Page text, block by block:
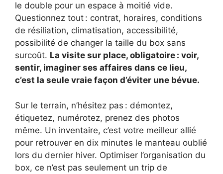
le double pour un espace à moitié vide.
Questionnez tout : contrat, horaires, conditions
de résiliation, climatisation, accessibilité,
possibilité de changer la taille du box sans
surcoût. La visite sur place, obligatoire : voir,
sentir, imaginer ses affaires dans ce lieu,
c’est la seule vraie façon d’éviter une bévue.
Sur le terrain, n’hésitez pas : démontez,
étiquetez, numérotez, prenez des photos
même. Un inventaire, c’est votre meilleur allié
pour retrouver en dix minutes le manteau oublié
lors du dernier hiver. Optimiser l’organisation du
box, ce n’est pas seulement un trip de